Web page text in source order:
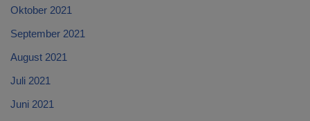
Oktober 2021
September 2021
August 2021
Juli 2021
Juni 2021